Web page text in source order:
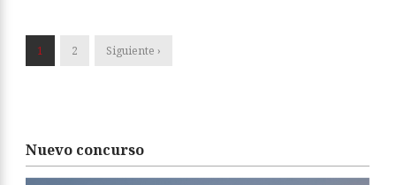
1 2 Siguiente ›
Nuevo concurso